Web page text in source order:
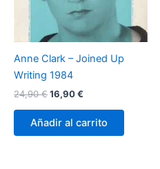
Anne Clark – Joined Up
Writing 1984
24,90€El
original
era:
16,90€
actual
es:
Añadir al carrito